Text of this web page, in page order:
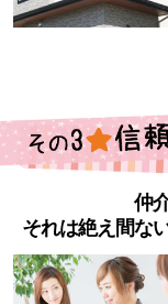
仲
それは絶え間な